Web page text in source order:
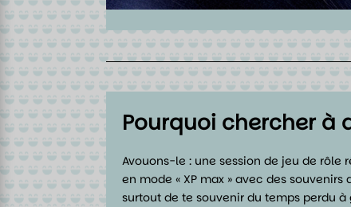
Pourquoi chercher à
Avouons-le : une session de jeu de rôle
en mode « XP max » avec des
surtout de te souvenir du temps perdu